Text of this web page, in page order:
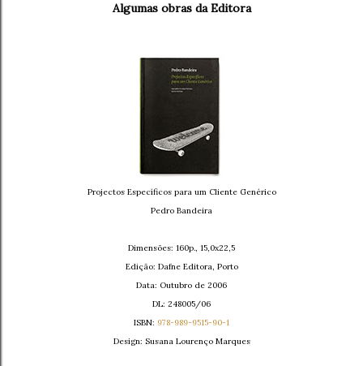
Algumas obras da Editora
Projectos Específicos para um Cliente Genérico
Pedro Bandeira
Dimensões: 160p., 15,0x22,5
Edição: Dafne Editora, Porto
Data: Outubro de 2006
DL: 248005/06
ISBN: 978-989-9515-90-1
Design: Susana Lourenço Marques